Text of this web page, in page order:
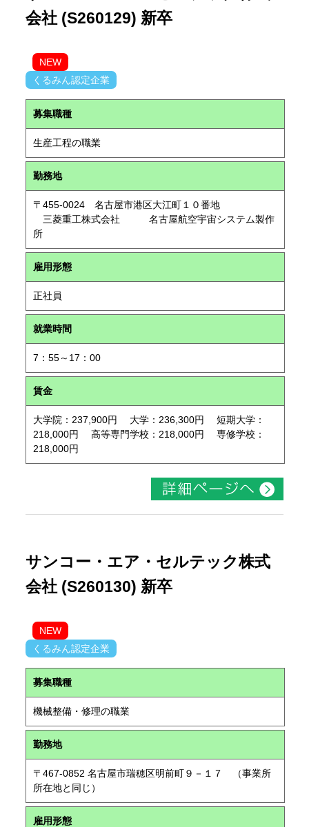
会社 (S260129) 新卒
NEW
くるみん認定企業
募集職種
生産工程の職業
勤務地
〒455-0024 名古屋市港区大江町１０番地
三菱重工株式会社 名古屋航空宇宙システム製作
所
雇用形態
正社員
就業時間
7：55～17：00
賃金
大学院：237,900円 大学：236,300円 短期大学：
218,000円 高等専門学校：218,000円 専修学校：
218,000円
サンコー・エア・セルテック株式
会社 (S260130) 新卒
NEW
くるみん認定企業
募集職種
機械整備・修理の職業
勤務地
〒467-0852 名古屋市瑞穂区明前町９－１７ （事業所
所在地と同じ）
雇用形態